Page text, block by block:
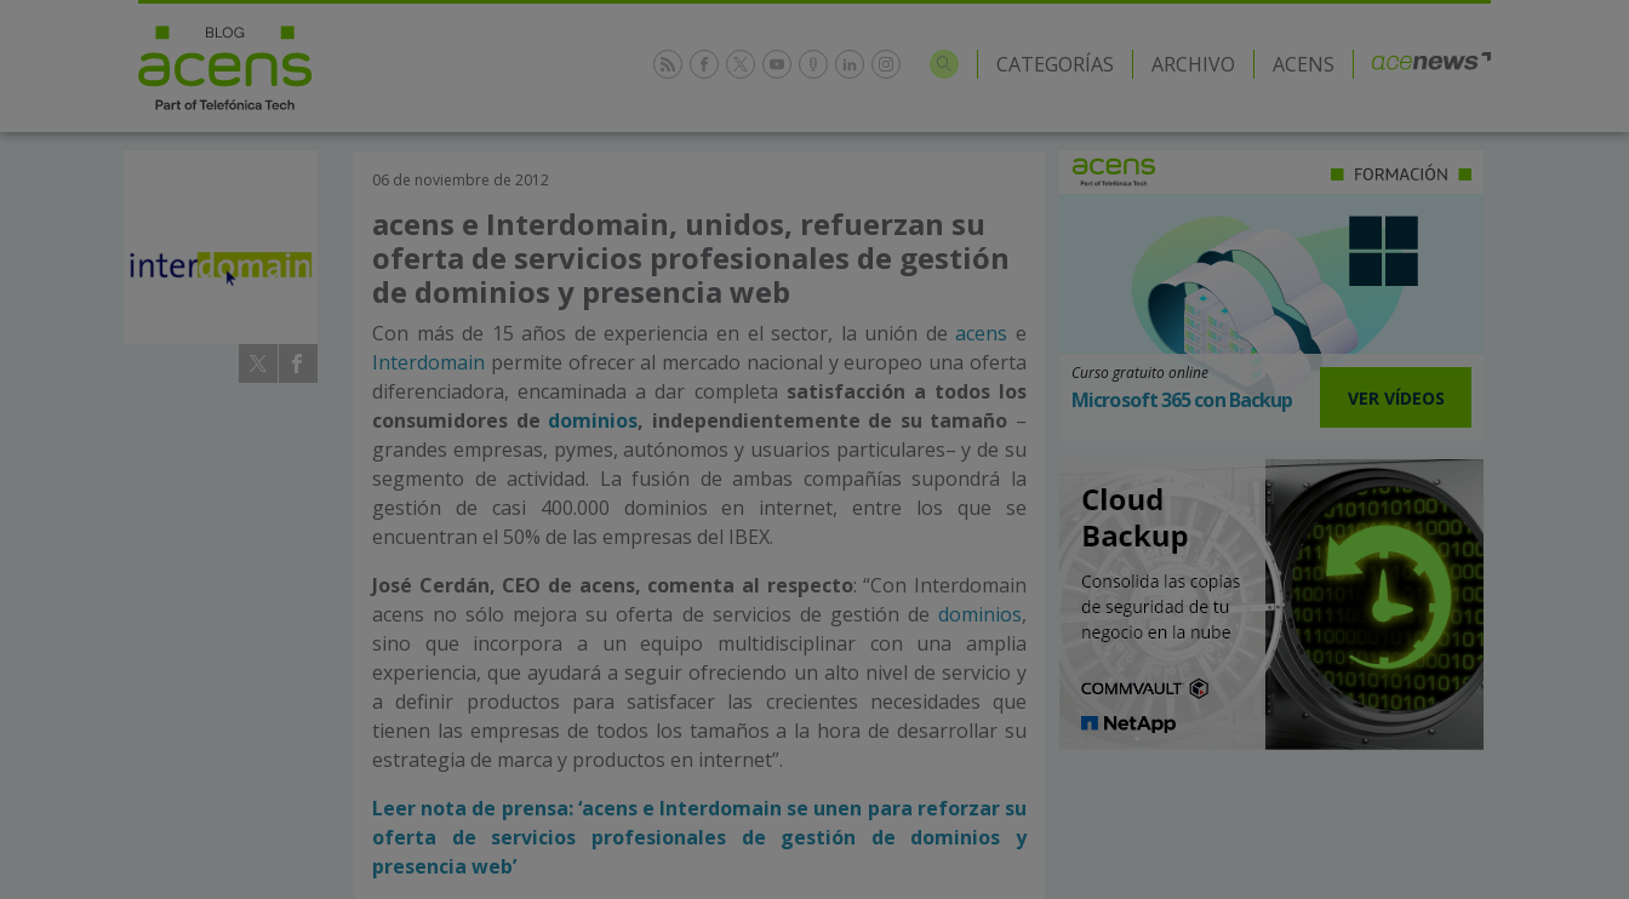
CATEGORÍAS ARCHIVO ACENS
06 de noviembre de 2012
acens e Interdomain, unidos, refuerzan su
oferta de servicios profesionales de gestión
de dominios y presencia web
Con más de 15 años de experiencia en el sector, la unión deacens e
Interdomain permite ofrecer al mercado nacional y europeo una oferta
diferenciadora, encaminada a dar completa satisfacción a todos los
consumidores de dominios, independientemente de su tamaño –
grandes empresas, pymes, autónomos y usuarios particulares– y de su
segmento de actividad. La fusión de ambas compañías supondrá la
gestión de casi 400.000 dominios en internet, entre los que se
encuentran el 50% de las empresas del IBEX.
José Cerdán, CEO de acens, comenta al respecto: “Con Interdomain
acens no sólo mejora su oferta de servicios de gestión de dominios,
sino que incorpora a un equipo multidisciplinar con una amplia
experiencia, que ayudará a seguir ofreciendo un alto nivel de servicio y
a definir productos para satisfacer las crecientes necesidades que
tienen las empresas de todos los tamaños a la hora de desarrollar su
estrategia de marca y productos en internet”.
Leer nota de prensa: ‘acens e Interdomain se unen para reforzar su
oferta de servicios profesionales de gestión de dominios y
presencia web’
Curso gratuito online
Microsoft 365 con Backup VER VÍDEOS